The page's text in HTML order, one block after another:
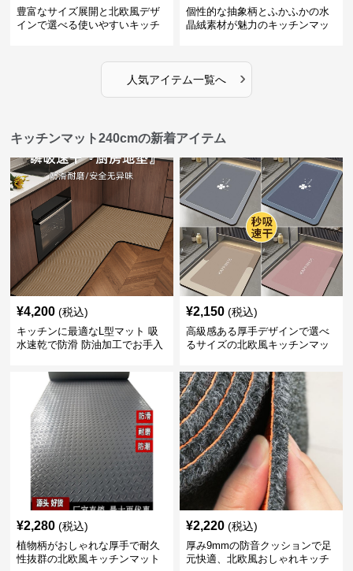
豊富なサイズ展開と北欧風デザ
インで選べる使いやすいキッチ
個性的な抽象柄とふかふかの水
晶絨素材が魅力のキッチンマッ
人気アイテム一覧へ ›
キッチンマット240cmの新着アイテム
¥4,200 (税込)
キッチンに最適なL型マット 吸
水速乾で防滑 防油加工でお手入
¥2,150 (税込)
高級感ある厚手デザインで選べ
るサイズの北欧風キッチンマッ
¥2,280 (税込)
植物柄がおしゃれな厚手で耐久
性抜群の北欧風キッチンマット
¥2,220 (税込)
厚み9mmの防音クッションで足
元快適、北欧風おしゃれキッチ